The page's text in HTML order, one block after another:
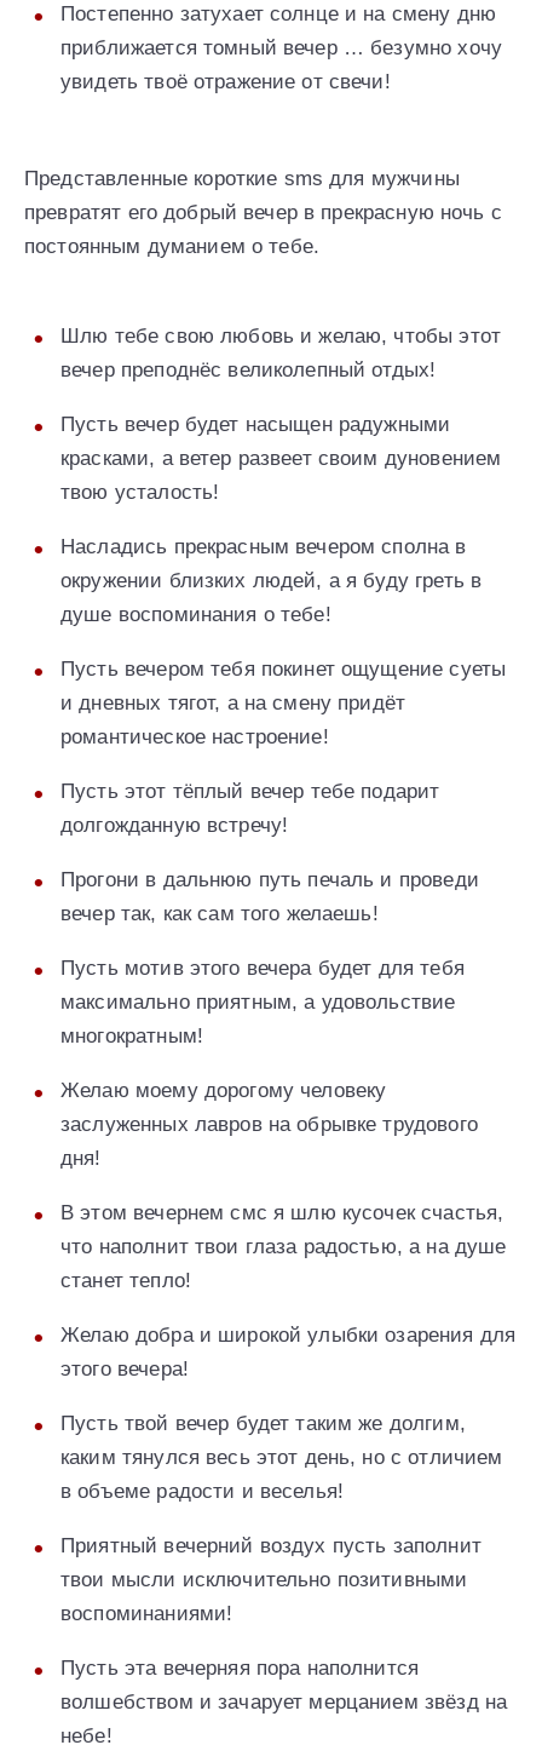
Постепенно затухает солнце и на смену дню
приближается томный вечер … безумно хочу
увидеть твоё отражение от свечи!
Представленные короткие sms для мужчины
превратят его добрый вечер в прекрасную ночь с
постоянным думанием о тебе.
Шлю тебе свою любовь и желаю, чтобы этот
вечер преподнёс великолепный отдых!
Пусть вечер будет насыщен радужными
красками, а ветер развеет своим дуновением
твою усталость!
Насладись прекрасным вечером сполна в
окружении близких людей, а я буду греть в
душе воспоминания о тебе!
Пусть вечером тебя покинет ощущение суеты
и дневных тягот, а на смену придёт
романтическое настроение!
Пусть этот тёплый вечер тебе подарит
долгожданную встречу!
Прогони в дальнюю путь печаль и проведи
вечер так, как сам того желаешь!
Пусть мотив этого вечера будет для тебя
максимально приятным, а удовольствие
многократным!
Желаю моему дорогому человеку
заслуженных лавров на обрывке трудового
дня!
В этом вечернем смс я шлю кусочек счастья,
что наполнит твои глаза радостью, а на душе
станет тепло!
Желаю добра и широкой улыбки озарения для
этого вечера!
Пусть твой вечер будет таким же долгим,
каким тянулся весь этот день, но с отличием
в объеме радости и веселья!
Приятный вечерний воздух пусть заполнит
твои мысли исключительно позитивными
воспоминаниями!
Пусть эта вечерняя пора наполнится
волшебством и зачарует мерцанием звёзд на
небе!